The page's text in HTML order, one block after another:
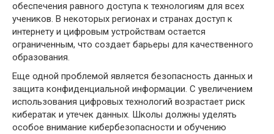
обеспечения равного доступа к технологиям для всех
учеников. В некоторых регионах и странах доступ к
интернету и цифровым устройствам остается
ограниченным, что создает барьеры для качественного
образования.
Еще одной проблемой является безопасность данных и
защита конфиденциальной информации. С увеличением
использования цифровых технологий возрастает риск
кибератак и утечек данных. Школы должны уделять
особое внимание кибербезопасности и обучению